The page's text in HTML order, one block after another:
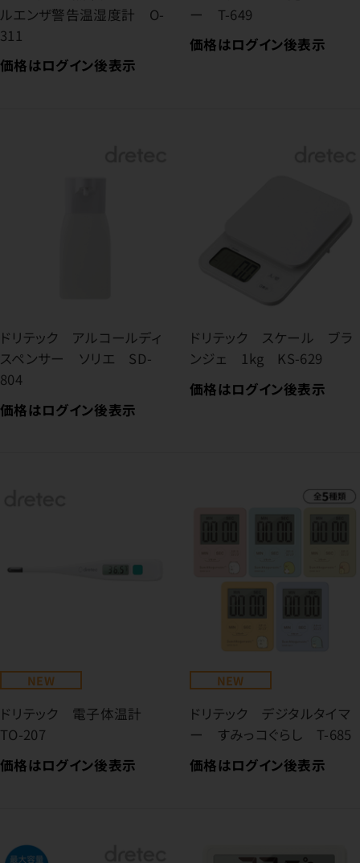
ルエンザ警告温湿度計 O-
311
価格はログイン後表示
ー T-649
価格はログイン後表示
ドリテック アルコールディ
スペンサー ソリエ SD-
804
価格はログイン後表示
ドリテック スケール ブラ
ンジェ 1kg KS-629
価格はログイン後表示
NEW
ドリテック 電子体温計
TO-207
価格はログイン後表示
NEW
ドリテック デジタルタイマ
ー すみっコぐらし T-685
価格はログイン後表示